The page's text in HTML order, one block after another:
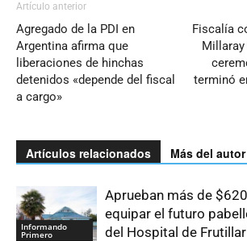
Artículo anterior
Agregado de la PDI en
Argentina afirma que
liberaciones de hinchas
detenidos «depende del fiscal
a cargo»
Fiscalía
terminó
Artículos relacionados Más del autor
Informando
Primero
Aprueban más de
equipar el futuro
del Hospital de Frutillar